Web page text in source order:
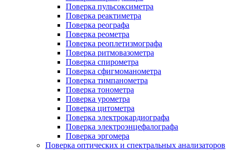
Поверка пульсоксиметра
Поверка реактиметра
Поверка реографа
Поверка реометра
Поверка реоплетизмографа
Поверка ритмовазометра
Поверка спирометра
Поверка сфигмоманометра
Поверка тимпанометра
Поверка тонометра
Поверка урометра
Поверка цитометра
Поверка электрокардиографа
Поверка электроэнцефалографа
Поверка эргомера
Поверка оптических и спектральных анализаторов